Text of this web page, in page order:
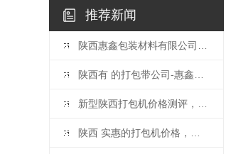
推荐新闻
陕西惠鑫包装材料有限公司新增
陕西有 的打包带公司-惠鑫包装
新型陕西打包机价格测评，让您选得更放心！
陕西 实惠的打包机价格，不容错过！